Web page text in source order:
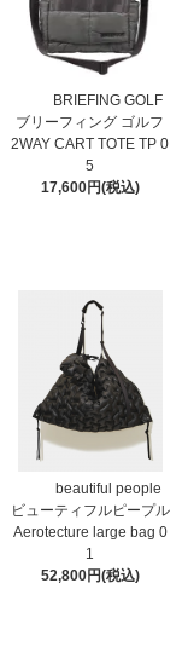
BRIEFING GOLF
ブリーフィング ゴルフ
2WAY CART TOTE TP 0
5
17,600円(税込)
beautiful people
ビューティフルピープル
Aerotecture large bag 0
1
52,800円(税込)